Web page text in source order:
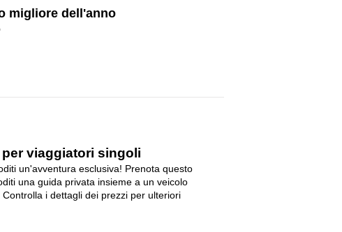
migliore dell'anno
viaggiatori singoli
un'avventura esclusiva! Prenota questo
una guida privata insieme a un veicolo
i dettagli dei prezzi per ulteriori